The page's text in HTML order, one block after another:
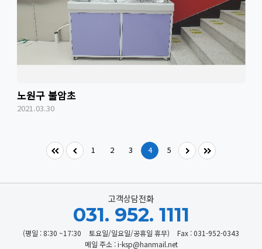
노원구 불암초
2021.03.30
1 2 3 4 5
고객상담전화
031. 952. 1111
(평일 : 8:30 ~17:30 토요일/일요일/공휴일 휴무)
Fax : 031-952-0343
메일 주소 : i-ksp@hanmail.net